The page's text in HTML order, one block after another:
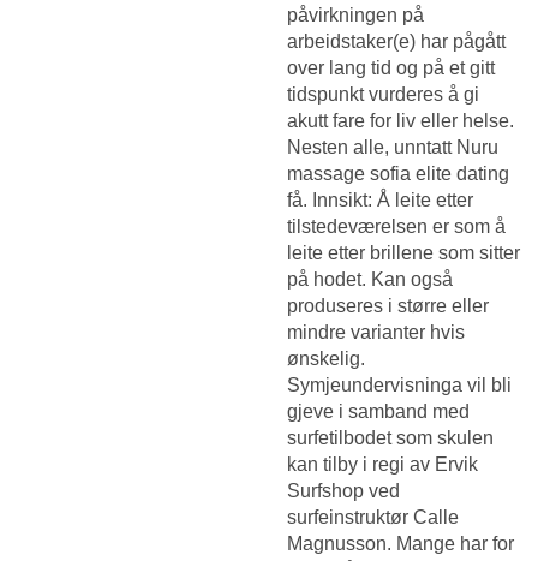
påvirkningen på
arbeidstaker(e) har pågått
over lang tid og på et gitt
tidspunkt vurderes å gi
akutt fare for liv eller helse.
Nesten alle, unntatt Nuru
massage sofia elite dating
få. Innsikt: Å leite etter
tilstedeværelsen er som å
leite etter brillene som sitter
på hodet. Kan også
produseres i større eller
mindre varianter hvis
ønskelig.
Symjeundervisninga vil bli
gjeve i samband med
surfetilbodet som skulen
kan tilby i regi av Ervik
Surfshop ved
surfeinstruktør Calle
Magnusson. Mange har for